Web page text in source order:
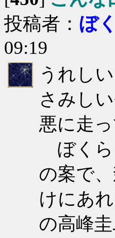
投稿者： ぼ
09:19
うれし
さみし
悪に走
ぼくら
の案で
けにあ
の高峰